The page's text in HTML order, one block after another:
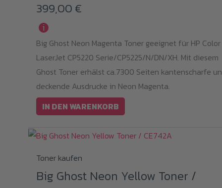
399,00 €
i
Big Ghost Neon Magenta Toner geeignet für HP Color
LaserJet CP5220 Serie/CP5225/N/DN/XH. Mit diesem
Ghost Toner erhälst ca.7300 Seiten kantenscharfe
deckende Ausdrucke in Neon Magenta.
IN DEN WARENKORB
Toner kaufen
Big Ghost Neon Yellow Toner /